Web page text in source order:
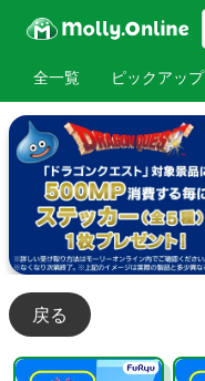
全一覧 ピックアップ
戻る